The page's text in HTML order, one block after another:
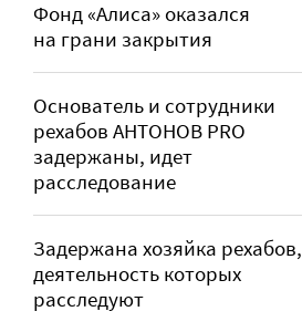
Фонд «Алиса» оказался
на грани закрытия
Основатель и сотрудники
рехабов AНТОНОВ PRO
задержаны, идет
расследование
Задержана хозяйка рехабов,
деятельность которых
расследуют